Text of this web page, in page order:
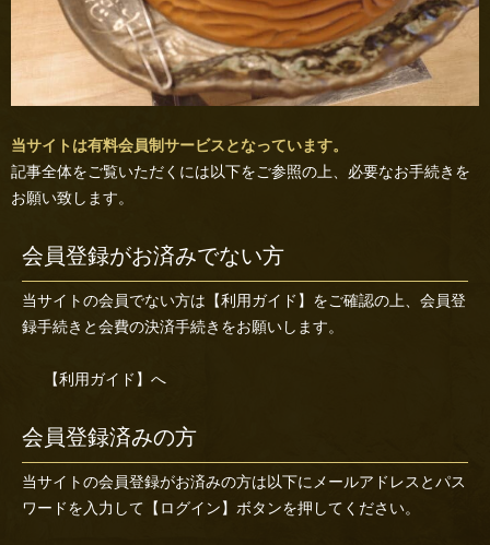
当サイトは有料会員制サービスとなっています。
記事全体をご覧いただくには以下をご参照の上、必要なお手続きを
お願い致します。
会員登録がお済みでない方
当サイトの会員でない方は 【利用ガイド】 をご確認の上、会員登
録手続きと会費の決済手続きをお願いします。
【利用ガイド】へ
会員登録済みの方
当サイトの会員登録がお済みの方は以下にメールアドレスとパス
ワードを入力して【ログイン】ボタンを押してください。